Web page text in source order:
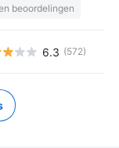
beoordelingen
6.3 (572)